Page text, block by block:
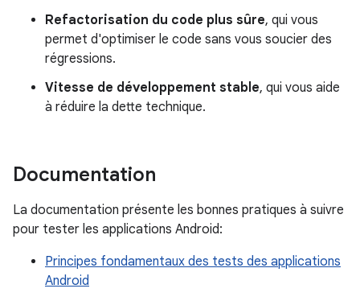
Refactorisation du code plus sûre, qui vous
permet d'optimiser le code sans vous soucier des
régressions.
Vitesse de développement stable, qui vous aide
à réduire la dette technique.
Documentation
La documentation présente les bonnes pratiques à suivre
pour tester les applications Android:
Principes fondamentaux des tests des applications
Android